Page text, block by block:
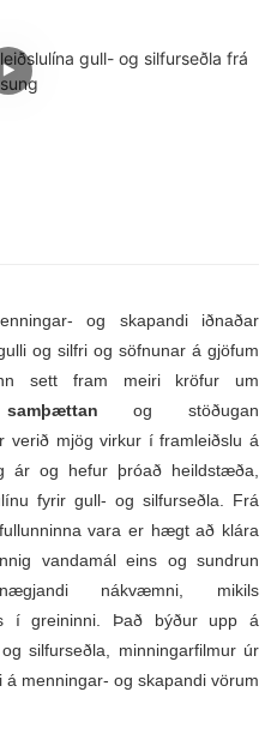
og skapandi iðnaðar
og silfri og söfnunar á gjöfum
sett fram meiri kröfur um
og stöðugan
verið mjög virkur í framleiðslu á
ár og hefur þróað heildstæða,
fyrir gull- og silfurseðla. Frá
vara er hægt að klára
vandamál eins og sundrun
nákvæmni, mikils
í greininni. Það býður upp á
silfurseðla, minningarfilmur úr
menningar- og skapandi vörum